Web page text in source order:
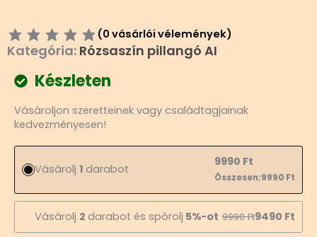
(0 vásárlói vélemények)
Kategória: Rózsaszín pillangó AI
Készleten
Vásároljon szeretteinek vagy családtagjainak
kedvezményesen!
Vásárolj 1 darabot
9990 Ft
Összesen:9990 Ft
Vásárolj 2 darabot és spórolj 5%-ot 9990Ft9490 Ft
Ragyogás
Tumbler
mennyiség